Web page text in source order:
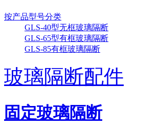
按产品型号分类
GLS-40型无框玻璃隔断
GLS-65型有框玻璃隔断
GLS-85有框玻璃隔断
玻璃隔断配件
固定玻璃隔断